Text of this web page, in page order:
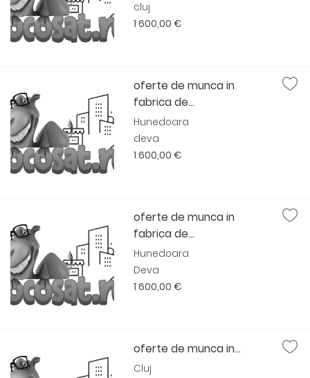
cluj
1 600,00 €
oferte de munca in
fabrica de...
Hunedoara
deva
1 600,00 €
oferte de munca in
fabrica de...
Hunedoara
Deva
1 600,00 €
oferte de munca in...
Cluj